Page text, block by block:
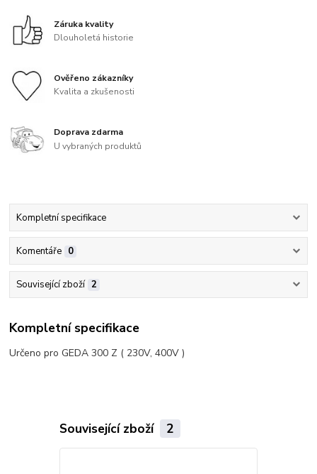
Záruka kvality
Dlouholetá historie
Ověřeno zákazníky
Kvalita a zkušenosti
Doprava zdarma
U vybraných produktů
Kompletní specifikace
Komentáře 0
Související zboží 2
Kompletní specifikace
Určeno pro GEDA 300 Z ( 230V, 400V )
Související zboží 2